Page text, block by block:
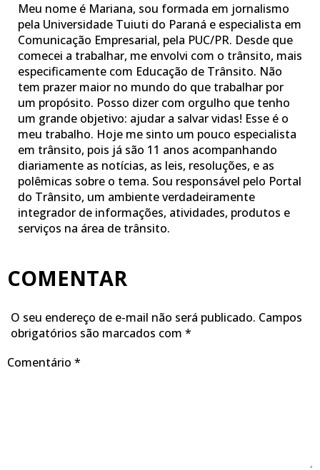
Meu nome é Mariana, sou formada em jornalismo
pela Universidade Tuiuti do Paraná e especialista em
Comunicação Empresarial, pela PUC/PR. Desde que
comecei a trabalhar, me envolvi com o trânsito, mais
especificamente com Educação de Trânsito. Não
tem prazer maior no mundo do que trabalhar por
um propósito. Posso dizer com orgulho que tenho
um grande objetivo: ajudar a salvar vidas! Esse é o
meu trabalho. Hoje me sinto um pouco especialista
em trânsito, pois já são 11 anos acompanhando
diariamente as notícias, as leis, resoluções, e as
polêmicas sobre o tema. Sou responsável pelo Portal
do Trânsito, um ambiente verdadeiramente
integrador de informações, atividades, produtos e
serviços na área de trânsito.
COMENTAR
O seu endereço de e-mail não será publicado. Campos
obrigatórios são marcados com *
Comentário *